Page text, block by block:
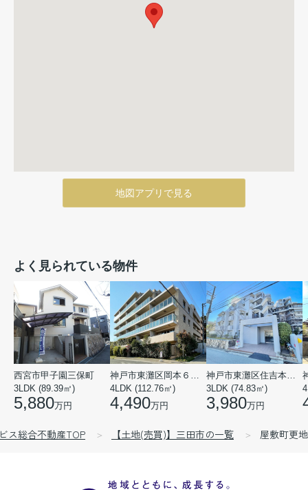
地図アプリで見る
よく見られている物件
西宮市甲子園三保町
3LDK (89.39㎡)
5,880万円
神戸市東灘区岡本６丁目
4LDK (112.76㎡)
4,490万円
神戸市東灘区住吉本町１丁目
3LDK (74.83㎡)
3,980万円
ス総合不動産TOP 【土地(売買)】三田市の一覧 屋敷町更地